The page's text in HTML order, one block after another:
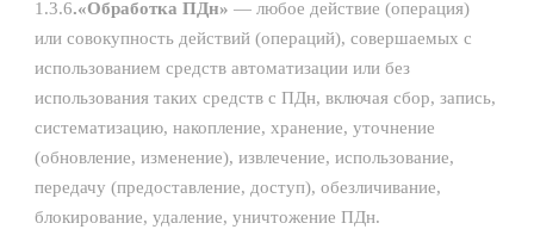
1.3.6.«Обработка ПДн» — любое действие (операция)
или совокупность действий (операций), совершаемых с
использованием средств автоматизации или без
использования таких средств с ПДн, включая сбор, запись,
систематизацию, накопление, хранение, уточнение
(обновление, изменение), извлечение, использование,
передачу (предоставление, доступ), обезличивание,
блокирование, удаление, уничтожение ПДн.